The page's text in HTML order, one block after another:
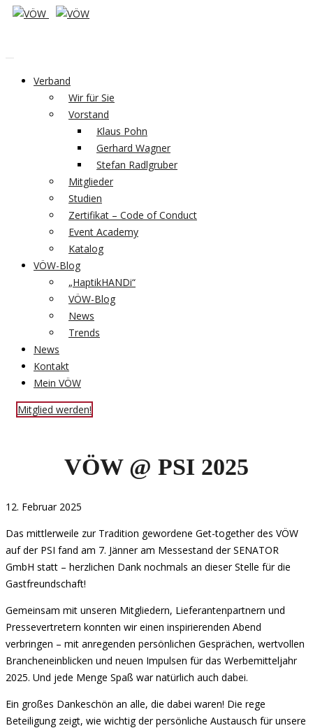
Verband
Wir für Sie
Vorstand
Klaus Pohn
Gerhard Wagner
Stefan Radlgruber
Mitglieder
Studien
Zertifikat – Code of Conduct
Event Academy
Katalog
VÖW-Blog
„HaptikHANDi“
VÖW-Blog
News
Trends
News
Kontakt
Mein VÖW
Mitglied werden!
VÖW @ PSI 2025
12. Februar 2025
Das mittlerweile zur Tradition gewordene Get-together des VÖW
auf der PSI fand am 7. Jänner am Messestand der SENATOR
GmbH statt – herzlichen Dank nochmals an dieser Stelle für die
Gastfreundschaft!
Gemeinsam mit unseren Mitgliedern, Lieferantenpartnern und
Pressevertretern konnten wir einen inspirierenden Abend
verbringen – mit anregenden persönlichen Gesprächen, wertvollen
Brancheneinblicken und neuen Impulsen für das Werbemitteljahr
2025. Und jede Menge Spaß war natürlich auch dabei.
Ein großes Dankeschön an alle, die dabei waren! Die rege
Beteiligung zeigt, wie wichtig der persönliche Austausch für unsere